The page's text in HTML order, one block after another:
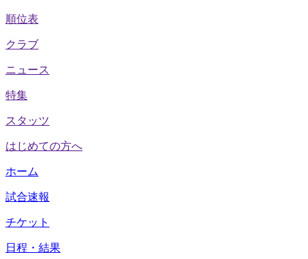
順位表
クラブ
ニュース
特集
スタッツ
はじめての方へ
ホーム
試合速報
チケット
日程・結果